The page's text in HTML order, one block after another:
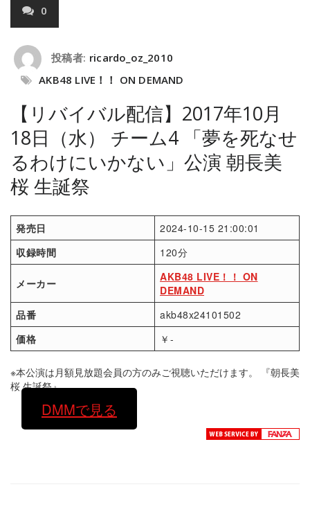
0
投稿者: ricardo_oz_2010
AKB48 LIVE！！ ON DEMAND
【リバイバル配信】2017年10月
18日（水） チーム4 「夢を死なせ
るわけにいかない」公演 朝長美
桜 生誕祭
発売日
2024-10-15 21:00:01
収録時間
120分
メーカー
AKB48 LIVE！！ ON
DEMAND
品番
akb48x24101502
価格
￥-
※本公演は月額見放題会員の方のみご視聴いただけます。 『朝長美
桜 生誕祭』
DMMで見る